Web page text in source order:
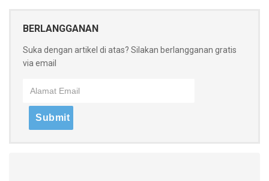
BERLANGGANAN
Suka dengan artikel di atas? Silakan berlangganan gratis
via email